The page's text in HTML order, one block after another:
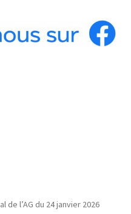
l’AG du 24 janvier 2026